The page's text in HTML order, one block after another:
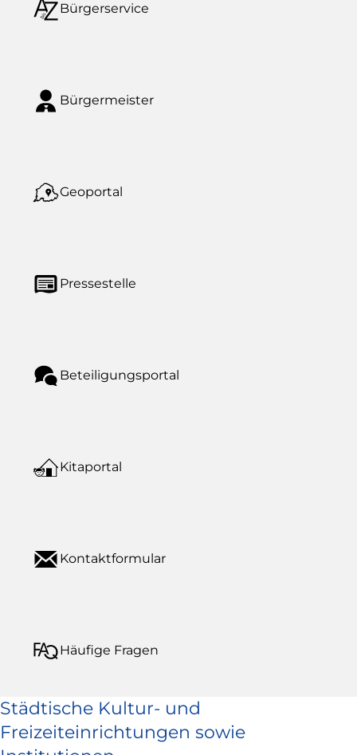
Bürgerservice
Bürgermeister
Geoportal
Pressestelle
Beteiligungsportal
Kitaportal
Kontaktformular
Häufige Fragen
Städtische Kultur- und
Freizeiteinrichtungen sowie